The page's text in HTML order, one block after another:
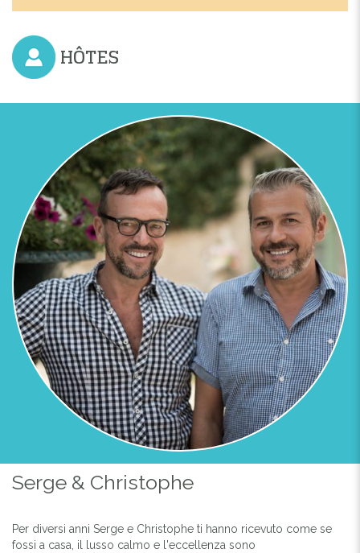
HÔTES
Serge & Christophe
Per diversi anni Serge e Christophe ti hanno ricevuto come se
fossi a casa, il lusso calmo e l'eccellenza sono